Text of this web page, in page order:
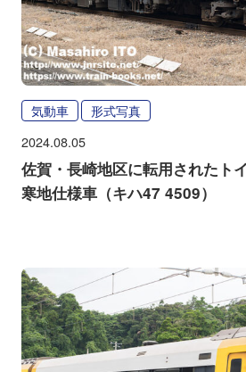
気動車 形式写真
2024.08.05
佐賀・長崎地区に転用されたト
寒地仕様車（キハ47 4509）